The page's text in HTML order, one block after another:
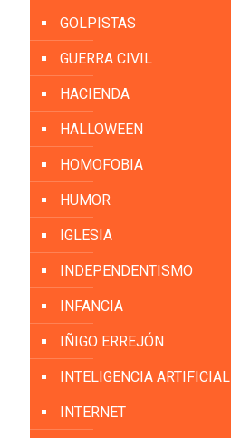
GOLPISTAS
GUERRA CIVIL
HACIENDA
HALLOWEEN
HOMOFOBIA
HUMOR
IGLESIA
INDEPENDENTISMO
INFANCIA
IÑIGO ERREJÓN
INTELIGENCIA ARTIFICIAL
INTERNET